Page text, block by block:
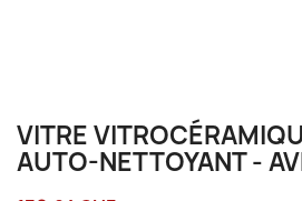
VITRE
AUTO-NETTOYANT -